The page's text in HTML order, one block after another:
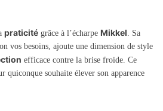
praticité grâce à l’écharpe Mikkel . Sa
vos besoins, ajoute une dimension de style
efficace contre la brise froide. Ce
quiconque souhaite élever son apparence